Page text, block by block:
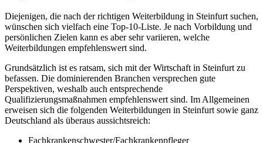
Diejenigen, die nach der richtigen Weiterbildung in Steinfurt suchen,
wünschen sich vielfach eine Top-10-Liste. Je nach Vorbildung und
persönlichen Zielen kann es aber sehr variieren, welche
Weiterbildungen empfehlenswert sind.
Grundsätzlich ist es ratsam, sich mit der Wirtschaft in Steinfurt zu
befassen. Die dominierenden Branchen versprechen gute
Perspektiven, weshalb auch entsprechende
Qualifizierungsmaßnahmen empfehlenswert sind. Im Allgemeinen
erweisen sich die folgenden Weiterbildungen in Steinfurt sowie ganz
Deutschland als überaus aussichtsreich:
Fachkrankenschwester/Fachkrankenpfleger